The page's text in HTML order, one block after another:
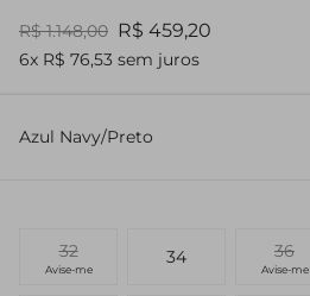
R$ 1.148,00 R$ 459,20
6x R$ 76,53 sem juros
Azul Navy/Preto
32
Avise-me
34 36
Avise-me